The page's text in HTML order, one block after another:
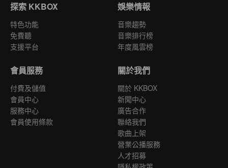
探索 KKBOX
特色功能
免費聽
支援平台
娛樂情報
音樂趨勢
音樂排行榜
年度風雲榜
會員服務
付費及儲值
會員中心
服務中心
會員使用條款
關於我們
關於 KKBOX
新聞中心
廣告合作
聯絡我們
歌曲上架
營業公播服務
人才招募